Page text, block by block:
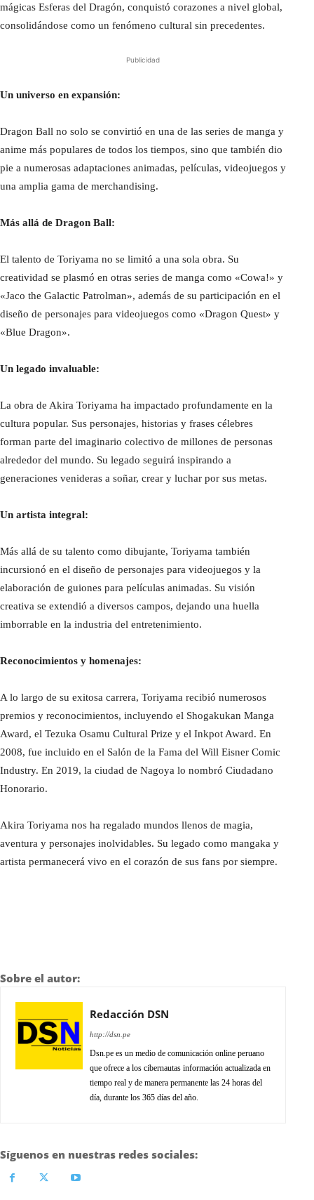
mágicas Esferas del Dragón, conquistó corazones a nivel global,
consolidándose como un fenómeno cultural sin precedentes.
Publicidad
Un universo en expansión:
Dragon Ball no solo se convirtió en una de las series de manga y
anime más populares de todos los tiempos, sino que también dio
pie a numerosas adaptaciones animadas, películas, videojuegos y
una amplia gama de merchandising.
Más allá de Dragon Ball:
El talento de Toriyama no se limitó a una sola obra. Su
creatividad se plasmó en otras series de manga como «Cowa!» y
«Jaco the Galactic Patrolman», además de su participación en el
diseño de personajes para videojuegos como «Dragon Quest» y
«Blue Dragon».
Un legado invaluable:
La obra de Akira Toriyama ha impactado profundamente en la
cultura popular. Sus personajes, historias y frases célebres
forman parte del imaginario colectivo de millones de personas
alrededor del mundo. Su legado seguirá inspirando a
generaciones venideras a soñar, crear y luchar por sus metas.
Un artista integral:
Más allá de su talento como dibujante, Toriyama también
incursionó en el diseño de personajes para videojuegos y la
elaboración de guiones para películas animadas. Su visión
creativa se extendió a diversos campos, dejando una huella
imborrable en la industria del entretenimiento.
Reconocimientos y homenajes:
A lo largo de su exitosa carrera, Toriyama recibió numerosos
premios y reconocimientos, incluyendo el Shogakukan Manga
Award, el Tezuka Osamu Cultural Prize y el Inkpot Award. En
2008, fue incluido en el Salón de la Fama del Will Eisner Comic
Industry. En 2019, la ciudad de Nagoya lo nombró Ciudadano
Honorario.
Akira Toriyama nos ha regalado mundos llenos de magia,
aventura y personajes inolvidables. Su legado como mangaka y
artista permanecerá vivo en el corazón de sus fans por siempre.
Sobre el autor:
Redacción DSN
http://dsn.pe
Dsn.pe es un medio de comunicación online peruano
que ofrece a los cibernautas información actualizada en
tiempo real y de manera permanente las 24 horas del
día, durante los 365 días del año.
Síguenos en nuestras redes sociales: